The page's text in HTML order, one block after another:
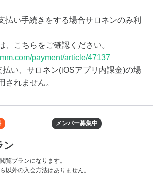
払い手続きをする場合サロネンのみ利
、こちらをご確認ください。
payment/article/47137
い、サロネン(iOSアプリ内課金)の場
されません。
メンバー募集中
ン
覧プランになります。
以外の入会方法はありません。